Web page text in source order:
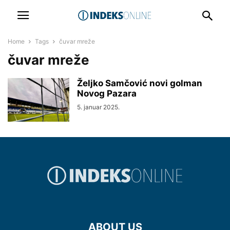
Home Tags čuvar mreže
čuvar mreže
Željko Samčović novi golman
Novog Pazara
5. januar 2025.
ABOUT US